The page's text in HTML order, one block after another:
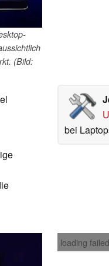
(Bild:
bei
loading